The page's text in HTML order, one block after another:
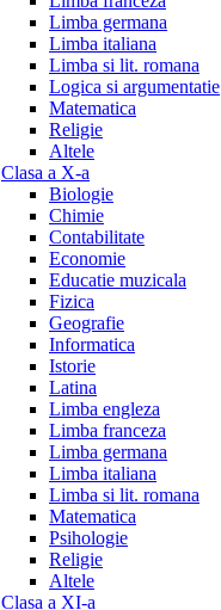
Limba germana
Limba italiana
Limba si lit. romana
Logica si argumentatie
Matematica
Religie
Altele
Clasa a X-a
Biologie
Chimie
Contabilitate
Economie
Educatie muzicala
Fizica
Geografie
Informatica
Istorie
Latina
Limba engleza
Limba franceza
Limba germana
Limba italiana
Limba si lit. romana
Matematica
Psihologie
Religie
Altele
Clasa a XI-a